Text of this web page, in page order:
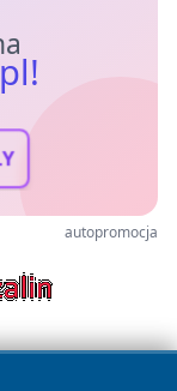
autopromocja